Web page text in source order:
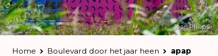
Jean Philipse
Home Boulevard door het jaar heen apap